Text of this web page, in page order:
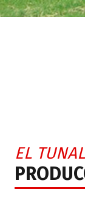
EL TUNAL